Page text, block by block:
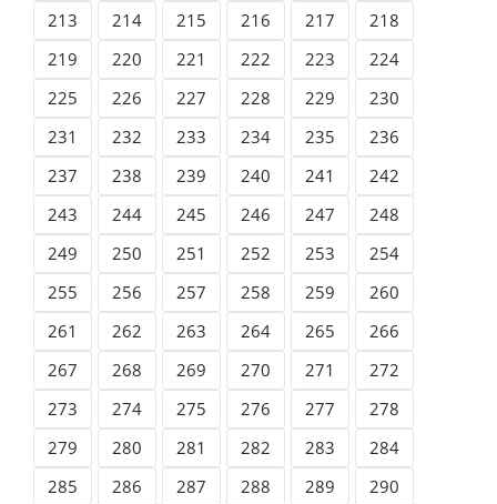
213
214 215 216 217
218
219
220 221 222 223
224
225
226 227 228 229
230
231
232 233 234 235
236
237
238 239 240 241
242
243
244 245 246 247
248
249
250 251 252 253
254
255
256 257 258 259
260
261
262 263 264 265
266
267
268 269 270 271
272
273
274 275 276 277
278
279
280 281 282 283
284
285
286 287 288 289
290